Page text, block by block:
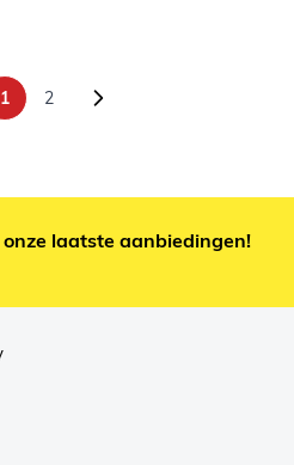
U lees momenteel pagina
1 Pagina
2
laatste aanbiedingen!